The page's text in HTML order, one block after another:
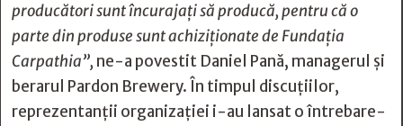
producători sunt încurajați să producă, pentru că o
parte din produse sunt achiziționate de Fundația
Carpathia”, ne-a povestit Daniel Pană, managerul și
berarul Pardon Brewery. În timpul discuțiilor,
reprezentanții organizației i-au lansat o întrebare-